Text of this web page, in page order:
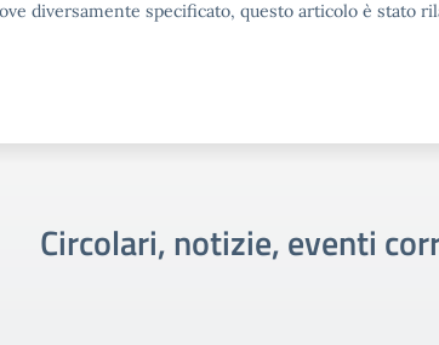
diversamente specificato, questo articolo è stato
Circolari, notizie, eventi